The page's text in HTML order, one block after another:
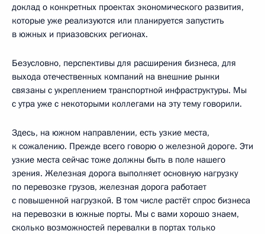
доклад о конкретных проектах экономического развития,
которые уже реализуются или планируется запустить
в южных и приазовских регионах.
Безусловно, перспективы для расширения бизнеса, для
выхода отечественных компаний на внешние рынки
связаны с укреплением транспортной инфраструктуры. Мы
с утра уже с некоторыми коллегами на эту тему говорили.
Здесь, на южном направлении, есть узкие места,
к сожалению. Прежде всего говорю о железной дороге. Эти
узкие места сейчас тоже должны быть в поле нашего
зрения. Железная дорога выполняет основную нагрузку
по перевозке грузов, железная дорога работает
с повышенной нагрузкой. В том числе растёт спрос бизнеса
на перевозки в южные порты. Мы с вами хорошо знаем,
сколько возможностей перевалки в портах только